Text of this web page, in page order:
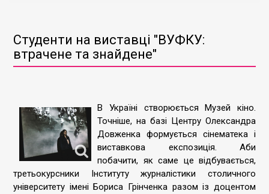
Студенти на виставці "ВУФКУ:
втрачене та знайдене"
В Україні створюється Музей кіно.
Точніше, на базі Центру Олександра
Довженка формується сінематека і
виставкова експозиція. Аби
побачити, як саме це відбувається,
третьокурсники Інституту журналістики столичного
університету імені Бориса Грінченка разом із доцентом